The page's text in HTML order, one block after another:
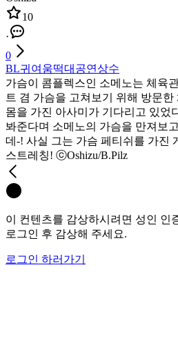
10
·
0
BL귀여움떡대공연상수
가슴이 콤플렉스인 소메노는 체육
트 겸 가슴을 고쳐보기 위해 방문
몸을 가진 아사미가 기다리고 있었
봐준다며 소메노의 가슴을 만져보
데-! 사실 그는 가슴 페티쉬를 가진
스트레칭! ⓒOshizu/B.Pilz
이 컨텐츠를 감상하시려면 성인 인
로그인 후 감상해 주세요.
로그인 하러가기